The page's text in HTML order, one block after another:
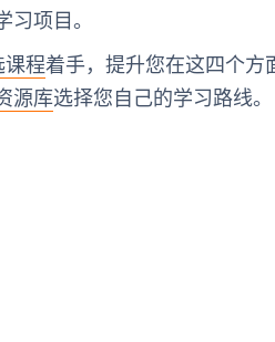
习项目。
课程着手，提升您在这四个方
源库选择您自己的学习路线。